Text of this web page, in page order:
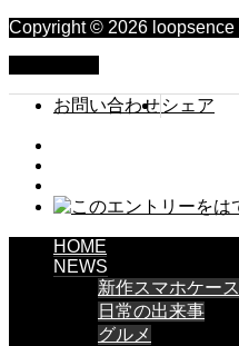
Copyright © 2026 loopsence
お問い合わせシェア
HOME
NEWS
新作スマホケース
日常の出来事
グルメ